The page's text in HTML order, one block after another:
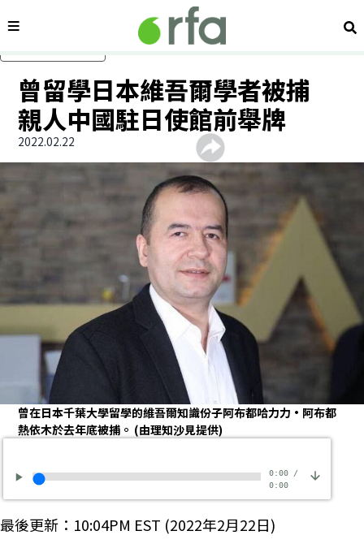
內容分類 搜
曾留學日本維吾爾學者被捕
親人中國駐日使館前舉牌
2022.02.22
曾在日本千葉大學留學的維吾爾知識份子阿布都哈力力·阿布都
熱依木於去年底被捕。 (由理知沙見提供)
0:00/
0:00
最後更新：10:04PM EST (2022年2月22日)